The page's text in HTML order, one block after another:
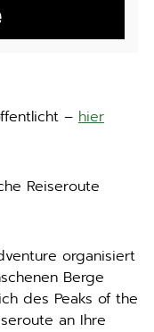
– hier
Reiseroute
organisiert
Berge
des Peaks of the
an Ihre